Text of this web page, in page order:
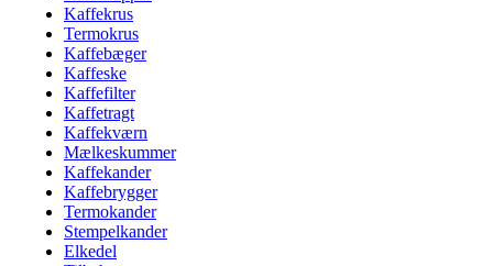
Kaffekrus
Termokrus
Kaffebæger
Kaffeske
Kaffefilter
Kaffetragt
Kaffekværn
Mælkeskummer
Kaffekander
Kaffebrygger
Termokander
Stempelkander
Elkedel